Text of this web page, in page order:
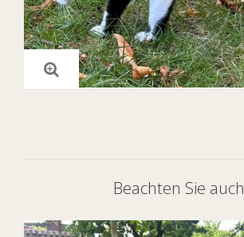
Beachten Sie auch